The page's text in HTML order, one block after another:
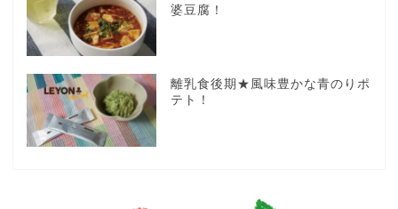
婆豆腐！
離乳食後期★風味豊かな青のりポ
テト！